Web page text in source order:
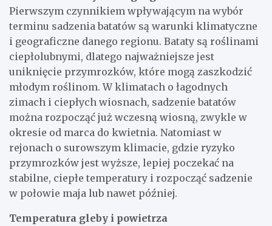
Pierwszym czynnikiem wpływającym na wybór
terminu sadzenia batatów są warunki klimatyczne
i geograficzne danego regionu. Bataty są roślinami
ciepłolubnymi, dlatego najważniejsze jest
uniknięcie przymrozków, które mogą zaszkodzić
młodym roślinom. W klimatach o łagodnych
zimach i ciepłych wiosnach, sadzenie batatów
można rozpocząć już wczesną wiosną, zwykle w
okresie od marca do kwietnia. Natomiast w
rejonach o surowszym klimacie, gdzie ryzyko
przymrozków jest wyższe, lepiej poczekać na
stabilne, ciepłe temperatury i rozpocząć sadzenie
w połowie maja lub nawet później.
Temperatura gleby i powietrza